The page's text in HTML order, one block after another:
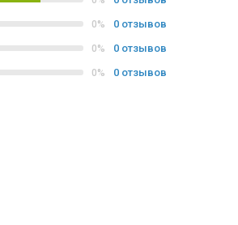
0% 0 отзывов
0% 0 отзывов
0% 0 отзывов